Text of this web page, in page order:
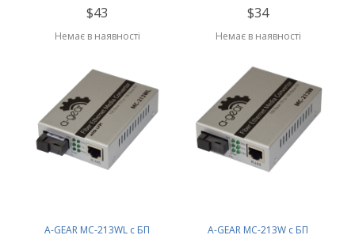
$43
Немає в наявності
$34
Немає в наявності
A-GEAR MC-213WL с БП A-GEAR MC-213W с БП